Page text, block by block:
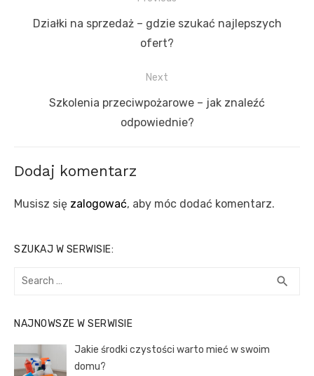
wpisu
Previous
Działki na sprzedaż – gdzie szukać najlepszych
ofert?
Next
Szkolenia przeciwpożarowe – jak znaleźć
odpowiednie?
Dodaj komentarz
Musisz się zalogować, aby móc dodać komentarz.
SZUKAJ W SERWISIE:
Search
search
NAJNOWSZE W SERWISIE
Jakie środki czystości warto mieć w swoim
domu?